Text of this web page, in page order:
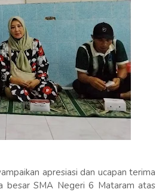
apresiasi dan ucapan terima
besar SMA Negeri 6 Mataram atas